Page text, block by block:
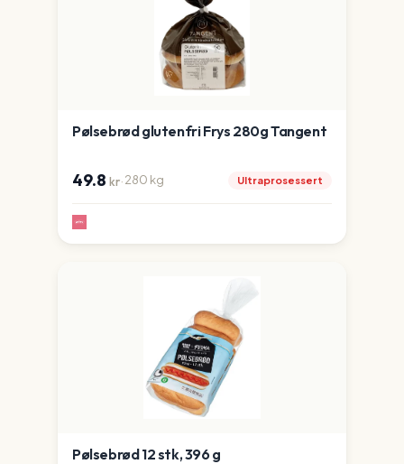
Pølsebrød glutenfri Frys 280g Tangent
49.8 kr·280 kg Ultraprosessert
Pølsebrød 12 stk, 396 g